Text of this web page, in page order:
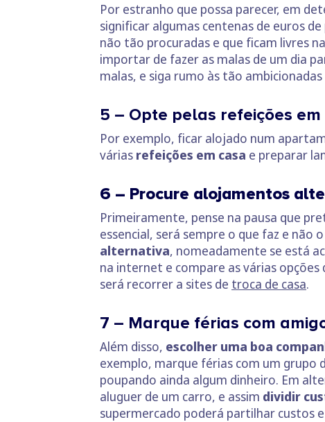
Por estranho que possa parecer, em
significar algumas centenas de euros
não tão procuradas e que ficam livres
importar de fazer as malas de um dia
malas, e siga rumo às tão
5 – Opte pelas refeições
Por exemplo, ficar alojado num
várias refeições em casa e preparar
6 – Procure alojamentos
Primeiramente, pense na pausa que
essencial, será sempre o que faz e não
alternativa, nomeadamente se está
na internet e compare as várias
será recorrer a sites de troca de casa.
7 – Marque férias com
Além disso, escolher uma boa
exemplo, marque férias com um grupo
poupando ainda algum dinheiro. Em
aluguer de um carro, e assim dividir
supermercado poderá partilhar custos